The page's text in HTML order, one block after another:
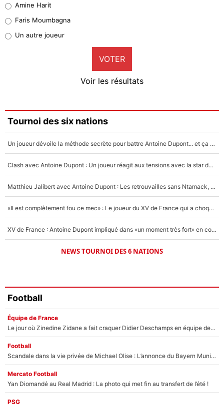
1%
9%
Faris Moumbagna
5%
Un autre joueur
5%
Amine Harit
Faris Moumbagna
Un autre joueur
VOTER
Voir les résultats
Tournoi des six nations
Un joueur dévoile la méthode secrète pour battre Antoine Dupont... et ça marche !
Clash avec Antoine Dupont : Un joueur réagit aux tensions avec la star du XV de France !
Matthieu Jalibert avec Antoine Dupont : Les retrouvailles sans Ntamack, «il y a eu des discussions»
«Il est complètement fou ce mec» : Le joueur du XV de France qui a choqué Matthieu Jalibert !
XV de France : Antoine Dupont impliqué dans «un moment très fort» en coulisses
NEWS TOURNOI DES 6 NATIONS
Football
Équipe de France
Le jour où Zinedine Zidane a fait craquer Didier Deschamps en équipe de France : «Je m’en suis voulu», l’ancien sélectionneur a regretté son geste !
Football
Scandale dans la vie privée de Michael Olise : L’annonce du Bayern Munich sur son enfant caché
Mercato Football
Yan Diomandé au Real Madrid : La photo qui met fin au transfert de l’été !
PSG